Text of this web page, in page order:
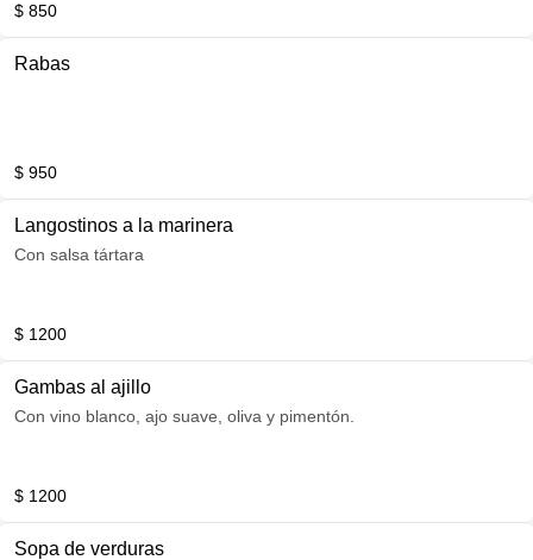
$ 850
Rabas
$ 950
Langostinos a la marinera
Con salsa tártara
$ 1200
Gambas al ajillo
Con vino blanco, ajo suave, oliva y pimentón.
$ 1200
Sopa de verduras